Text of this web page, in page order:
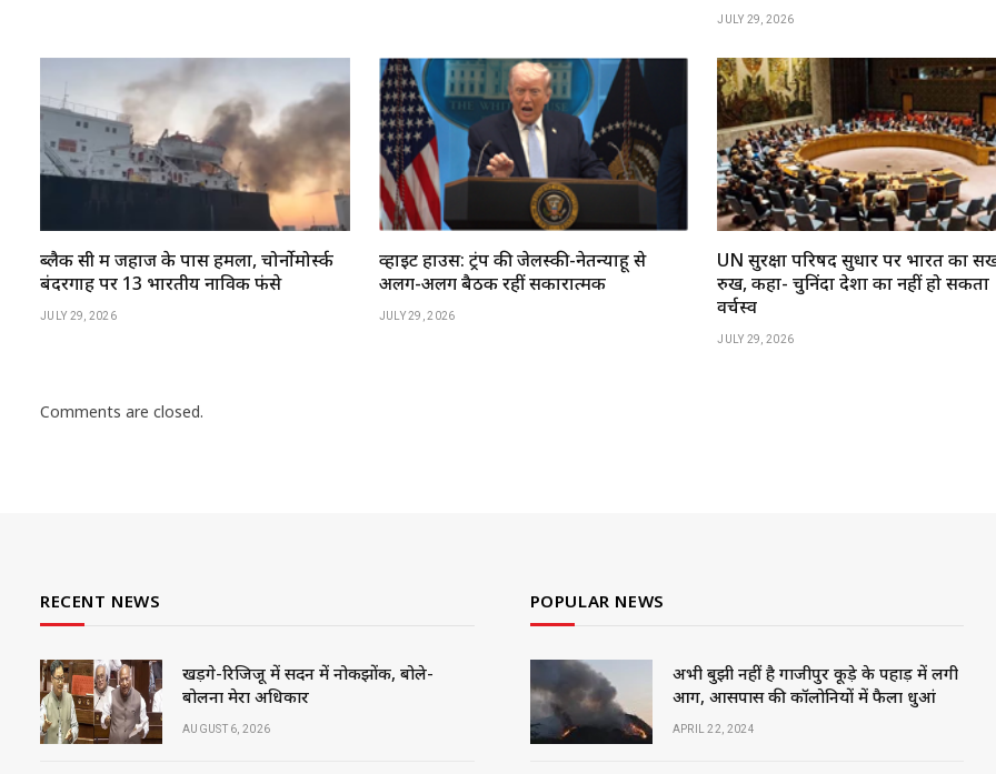
JULY 29, 2026
ब्लैक सी में जहाज के पास हमला, चोर्नोमोर्स्क
बंदरगाह पर 13 भारतीय नाविक फंसे
JULY 29, 2026
व्हाइट हाउस: ट्रंप की जेलेंस्की-नेतन्याहू से
अलग-अलग बैठकें रहीं सकारात्मक
JULY 29, 2026
UN सुरक्षा परिषद सुधार पर भारत का
रुख, कहा- चुनिंदा देशों का नहीं हो सकता
वर्चस्व
JULY 29, 2026
Comments are closed.
RECENT NEWS
खड़गे-रिजिजू में सदन में नोकझोंक, बोले-
बोलना मेरा अधिकार
AUGUST 6, 2026
POPULAR NEWS
अभी बुझी नहीं है गाजीपुर कूड़े के पहाड़ में लगी
आग, आसपास की कॉलोनियों में फैला धुआं
APRIL 22, 2024